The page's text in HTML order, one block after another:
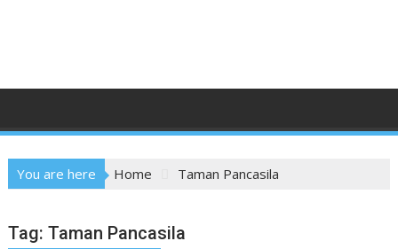
You are here Home Taman Pancasila
Tag:Taman Pancasila